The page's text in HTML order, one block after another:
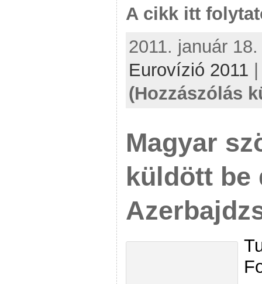
A cikk itt
2011. január
Eurovízió 2011
(Hozzászólás
Magyar
küldött be